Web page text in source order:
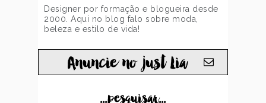
Designer por formação e blogueira desde
2000. Aqui no blog falo sobre moda,
beleza e estilo de vida!
Anuncie no just Lia
...pesquisar...